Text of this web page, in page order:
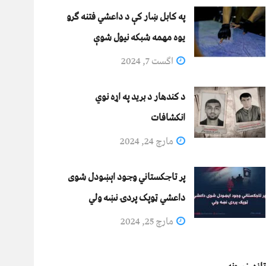
په کابل ښار کې د داعشي فتنه ګرو
يوه مهمه شبکه نيول شوې
اگست 7, 2024
د کندهار د برید په اړه نوي
انکشافات
مارچ 24, 2024
پر تاجکستاني وجود اېښودل شوی
داعشي ټوپک پردۍ نښه ولي
مارچ 25, 2024